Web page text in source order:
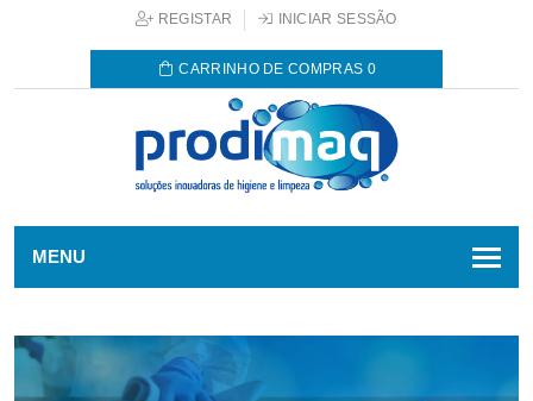
REGISTAR INICIAR SESSÃO
CARRINHO DE COMPRAS 0
MENU